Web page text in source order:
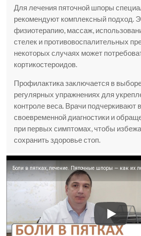
Для лечения пяточной шпоры
рекомендуют комплексный подход.
физиотерапию, массаж,
стелек и противовоспалительных
некоторых случаях может
кортикостероидов.
Профилактика заключается в
регулярных упражнениях для
контроле веса. Врачи подчеркивают
своевременной диагностики и
при первых симптомах, чтобы
сохранить здоровье стоп.
Боли в пятках, лечение. Пяточные шпоры — как их